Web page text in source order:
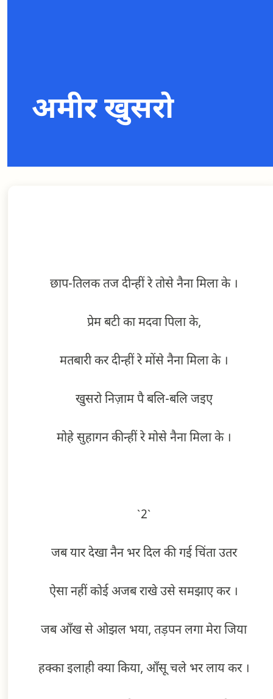
अमीर खुसरो
छाप-तिलक तज दीन्हीं रे तोसे नैना मिला के ।
प्रेम बटी का मदवा पिला के,
मतबारी कर दीन्हीं रे मोंसे नैना मिला के ।
खुसरो निज़ाम पै बलि-बलि जइए
मोहे सुहागन कीन्हीं रे मोसे नैना मिला के ।
`2`
जब यार देखा नैन भर दिल की गई चिंता उतर
ऐसा नहीं कोई अजब राखे उसे समझाए कर ।
जब आँख से ओझल भया, तड़पन लगा मेरा जिया
हक्का इलाही क्या किया, आँसू चले भर लाय कर ।